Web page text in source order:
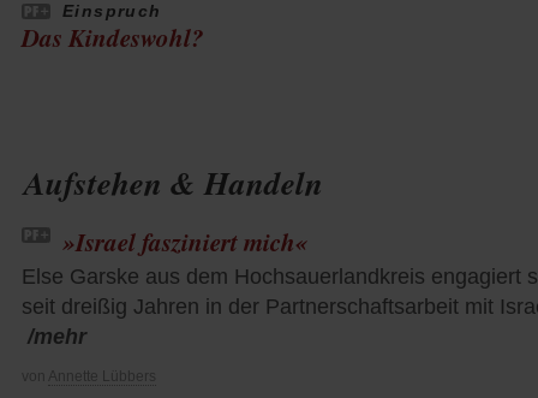
Einspruch
Das Kindeswohl?
Aufstehen & Handeln
»Israel fasziniert mich«
Else Garske aus dem Hochsauerlandkreis engagiert
seit dreißig Jahren in der Partnerschaftsarbeit mit
/mehr
von Annette Lübbers